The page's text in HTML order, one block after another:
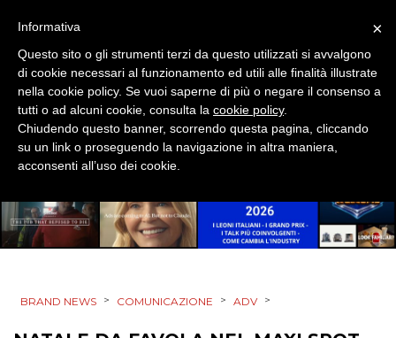
DESIGN
EVENTI
PUNTI VENDITA
BRAND NEWS > COMUNICAZIONE > ADV >
×
Informativa
Questo sito o gli strumenti terzi da questo utilizzati si avvalgono
di cookie necessari al funzionamento ed utili alle finalità illustrate
nella cookie policy. Se vuoi saperne di più o negare il consenso a
tutti o ad alcuni cookie, consulta la cookie policy.
Chiudendo questo banner, scorrendo questa pagina, cliccando
su un link o proseguendo la navigazione in altra maniera,
acconsenti all’uso dei cookie.